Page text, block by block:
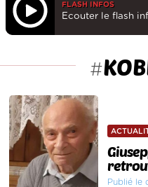
FLASH INFOS
Ecouter le flash
#
Publié le